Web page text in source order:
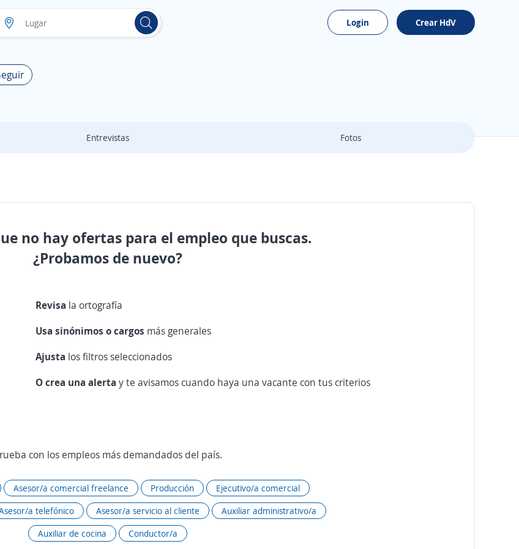
Login Crear HdV
Entrevistas Fotos
no hay ofertas para el empleo que buscas.
¿Probamos de nuevo?
Revisa la ortografía
Usa sinónimos o cargos más generales
Ajusta los filtros seleccionados
O crea una alertay te avisamos cuando haya una vacante con tus criterios
con los empleos más demandados del país.
Asesor/a comercial freelance Producción
Ejecutivo/a comercial
a telefónico Asesor/a servicio al cliente
Auxiliar administrativo/a
Auxiliar de cocina
Conductor/a